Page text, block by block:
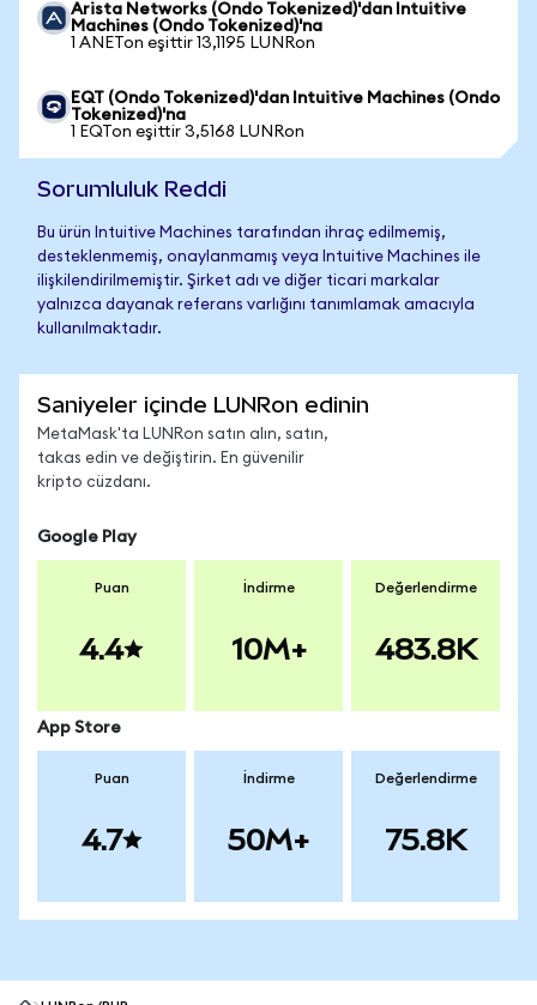
Arista Networks (Ondo Tokenized)'dan Intuitive
Machines (Ondo Tokenized)'na
1 ANETon eşittir 13,1195 LUNRon
EQT (Ondo Tokenized)'dan Intuitive Machines (Ondo
Tokenized)'na
1 EQTon eşittir 3,5168 LUNRon
Sorumluluk Reddi
Bu ürün Intuitive Machines tarafından ihraç edilmemiş,
desteklenmemiş, onaylanmamış veya Intuitive Machines ile
ilişkilendirilmemiştir. Şirket adı ve diğer ticari markalar
yalnızca dayanak referans varlığını tanımlamak amacıyla
kullanılmaktadır.
Saniyeler içinde LUNRon edinin
MetaMask'ta LUNRon satın alın, satın,
takas edin ve değiştirin. En güvenilir
kripto cüzdanı.
Google Play
Puan
4.4
İndirme
10M+
Değerlendirme
483.8K
App Store
Puan
4.7
İndirme
50M+
Değerlendirme
75.8K